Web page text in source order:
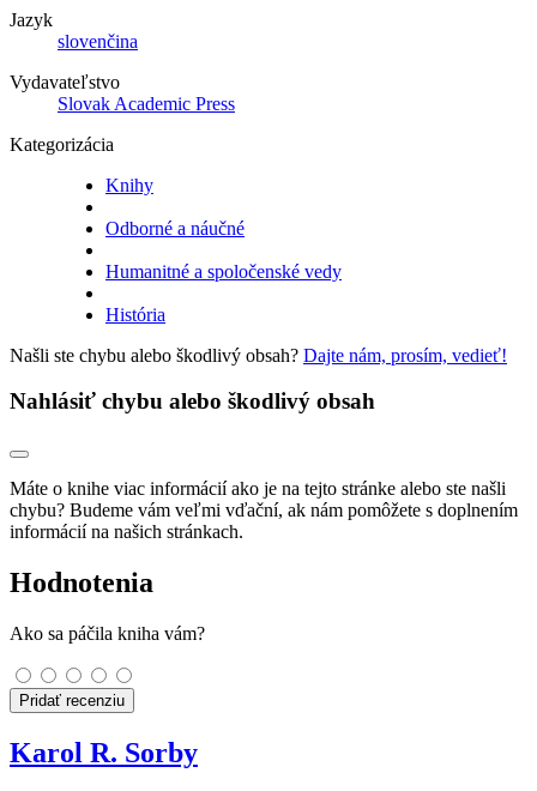
Jazyk
slovenčina
Vydavateľstvo
Slovak Academic Press
Kategorizácia
Knihy
Odborné a náučné
Humanitné a spoločenské vedy
História
Našli ste chybu alebo škodlivý obsah? Dajte nám, prosím, vedieť!
Nahlásiť chybu alebo škodlivý obsah
Máte o knihe viac informácií ako je na tejto stránke alebo ste našli
chybu? Budeme vám veľmi vďační, ak nám pomôžete s doplnením
informácií na našich stránkach.
Hodnotenia
Ako sa páčila kniha vám?
Pridať recenziu
Karol R. Sorby